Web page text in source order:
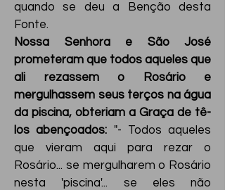
quando se deu a Benção desta
Fonte.
Nossa Senhora e São José
prometeram que todos aqueles que
ali rezassem o Rosário e
mergulhassem seus terços na água
da piscina, obteriam a Graça de tê-
los abençoados: "- Todos aqueles
que vieram aqui para rezar o
Rosário... se mergulharem o Rosário
nesta 'piscina'... se eles não